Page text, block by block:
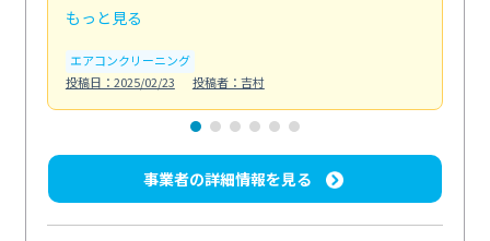
もっと見る
エアコンクリーニング
投稿日：2025/02/23
投稿者：吉村
事業者の詳細情報を見る